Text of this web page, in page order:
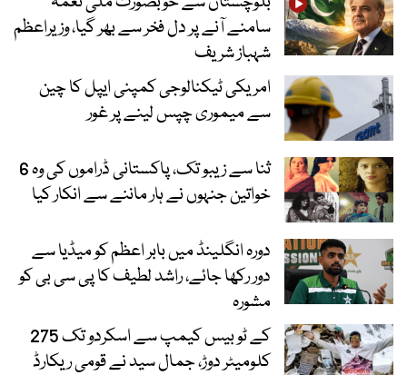
سامنے آنے پر دل فخر سے بھر گیا، وزیراعظم
شہباز شریف
امریکی ٹیکنالوجی کمپنی ایپل کا چین
سے میموری چپس لینے پر غور
ثنا سے زیبو تک، پاکستانی ڈراموں کی وہ 6
خواتین جنہوں نے ہار ماننے سے انکار کیا
دورہ انگلینڈ میں بابر اعظم کو میڈیا سے
دور رکھا جائے، راشد لطیف کا پی سی بی کو
مشورہ
کے ٹو بیس کیمپ سے اسکردو تک 275
کلومیٹر دوڑ، جمال سید نے قومی ریکارڈ